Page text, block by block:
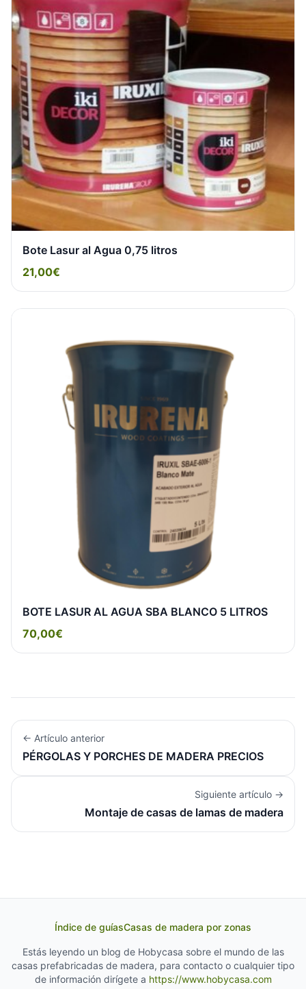
Bote Lasur al Agua 0,75 litros
21,00€
BOTE LASUR AL AGUA SBA BLANCO 5 LITROS
70,00€
← Artículo anterior
PÉRGOLAS Y PORCHES DE MADERA PRECIOS
Siguiente artículo →
Montaje de casas de lamas de madera
Índice de guíasCasas de madera por zonas
Estás leyendo un blog de Hobycasa sobre el mundo de las
casas prefabricadas de madera, para contacto o cualquier tipo
de información dirígete a https://www.hobycasa.com